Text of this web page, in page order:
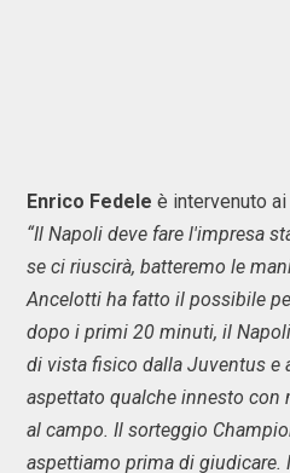
Enrico Fedele è intervenuto
“Il Napoli deve fare l'impresa
se ci riuscirà, batteremo le
Ancelotti ha fatto il possibile
dopo i primi 20 minuti, il
di vista fisico dalla Juventus e
aspettato qualche innesto con
al campo. Il sorteggio
aspettiamo prima di giudicare.